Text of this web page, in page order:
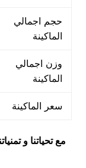
حجم اجمالي
الماكينة
وزن اجمالي
الماكينة
سعر الماكينة
مع تحياتنا و